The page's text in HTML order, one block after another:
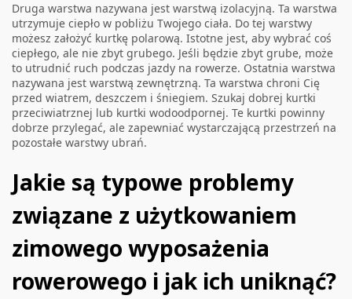
Druga warstwa nazywana jest warstwą izolacyjną. Ta warstwa
utrzymuje ciepło w pobliżu Twojego ciała. Do tej warstwy
możesz założyć kurtkę polarową. Istotne jest, aby wybrać coś
ciepłego, ale nie zbyt grubego. Jeśli będzie zbyt grube, może
to utrudnić ruch podczas jazdy na rowerze. Ostatnia warstwa
nazywana jest warstwą zewnętrzną. Ta warstwa chroni Cię
przed wiatrem, deszczem i śniegiem. Szukaj dobrej kurtki
przeciwiatrznej lub kurtki wodoodpornej. Te kurtki powinny
dobrze przylegać, ale zapewniać wystarczającą przestrzeń na
pozostałe warstwy ubrań.
Jakie są typowe problemy
związane z użytkowaniem
zimowego wyposażenia
rowerowego i jak ich uniknąć?